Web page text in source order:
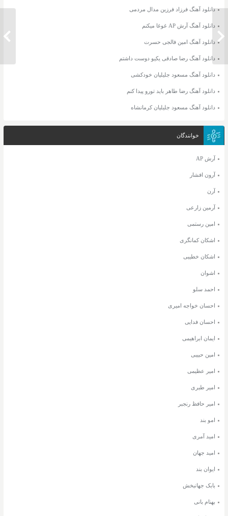
دانلود آهنگ فرزاد فرزین مدال مردمی
دانلود آهنگ آرش AP غوغا میکنم
دانلود آهنگ امین فالجی حسرت
دانلود آهنگ رضا صادقی یکیو دوست داشتم
دانلود آهنگ مسعود جلیلیان خودکشی
دانلود آهنگ رضا طاهر باید تورو پیدا کنم
دانلود آهنگ مسعود جلیلیان کرمانشاه
خوانندگان
آرش AP
آرون افشار
آرن
آرمین زارعی
امین رستمی
اشکان کمانگری
اشکان خطیبی
اشوان
احمد سلو
احسان خواجه امیری
احسان فدایی
ایمان ابراهیمی
امین حبیبی
امیر عظیمی
امیر طبری
امیر حافظ رنجبر
امو بند
امید آمری
امید جهان
ایوان بند
بابک جهانبخش
بهنام بانی